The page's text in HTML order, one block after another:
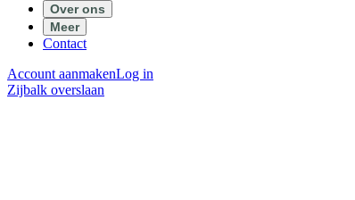
Over ons
Meer
Contact
Account aanmakenLog in
Zijbalk overslaan